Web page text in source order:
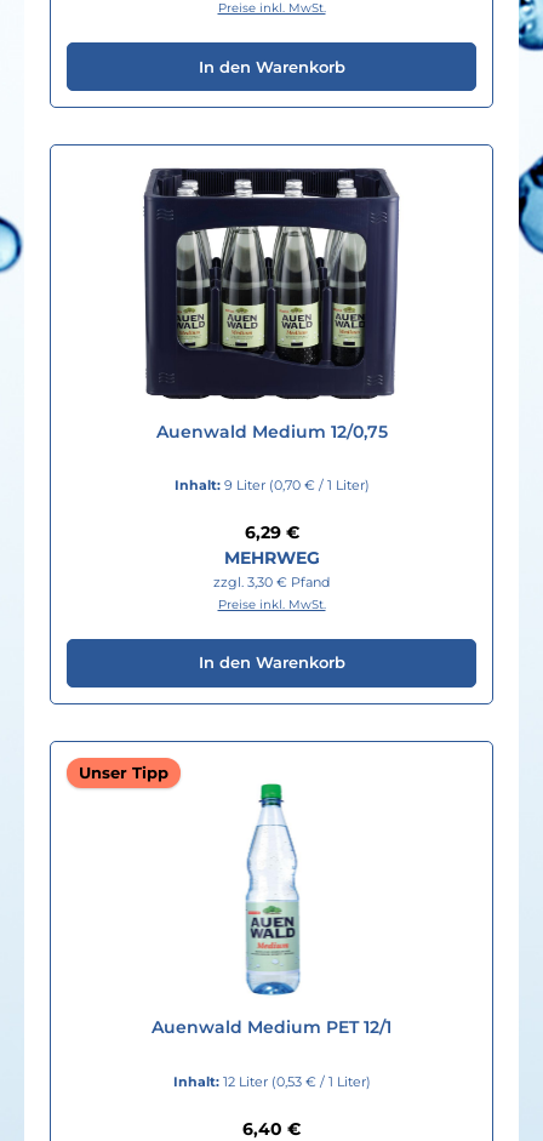
Preise inkl. MwSt.
In den Warenkorb
Auenwald Medium 12/0,75
Inhalt: 9 Liter (0,70 € / 1 Liter)
Regulärer Preis:
6,29 €
MEHRWEG
zzgl. 3,30 € Pfand
Preise inkl. MwSt.
In den Warenkorb
Unser Tipp
Auenwald Medium PET 12/1
Inhalt: 12 Liter (0,53 € / 1 Liter)
Regulärer Preis:
6,40 €